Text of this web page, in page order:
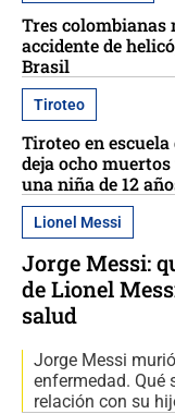
Tres colombianas
accidente de
Brasil
Tiroteo
Tiroteo en
deja ocho
una niña de 12
Lionel Messi
Jorge Messi:
de Lionel
salud
Jorge Messi
enfermedad. Qué
relación con su